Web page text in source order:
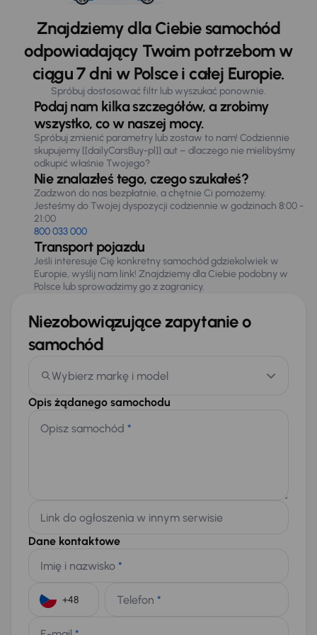
Znajdziemy dla Ciebie samochód
odpowiadający Twoim potrzebom w
ciągu 7 dni w Polsce i całej Europie.
Spróbuj dostosować filtr lub wyszukać ponownie.
Podaj nam kilka szczegółów, a zrobimy
wszystko, co w naszej mocy.
Spróbuj zmienić parametry lub zostaw to nam! Codziennie
skupujemy [[dailyCarsBuy-pl]] aut – dlaczego nie mielibyśmy
odkupić właśnie Twojego?
Nie znalazłeś tego, czego szukałeś?
Zadzwoń do nas bezpłatnie, a chętnie Ci pomożemy.
Jesteśmy do Twojej dyspozycji codziennie w godzinach 8:00 -
21:00
800 033 000
Transport pojazdu
Jeśli interesuje Cię konkretny samochód gdziekolwiek w
Europie, wyślij nam link! Znajdziemy dla Ciebie podobny w
Polsce lub sprowadzimy go z zagranicy.
Niezobowiązujące zapytanie o
samochód
Wybierz markę i model
Opis żądanego samochodu
Opisz samochód *
Link do ogłoszenia w innym serwisie
Dane kontaktowe
Imię i nazwisko *
Telefon *